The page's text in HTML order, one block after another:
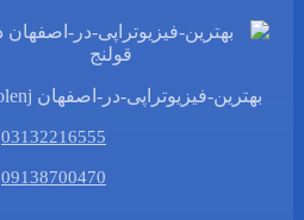
بهترین-فیزیوتراپی-در-اصفهان drgholenj
03132216555
09138700470